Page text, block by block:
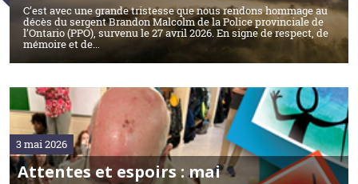
C’est avec une grande tristesse que nous rendons hommage au
décès du sergent Brandon Malcolm de la Police provinciale de
l’Ontario (PPO), survenu le 27 avril 2026. En signe de respect, de
mémoire et de...
Attentes et espoirs : mai
3 mai 2026